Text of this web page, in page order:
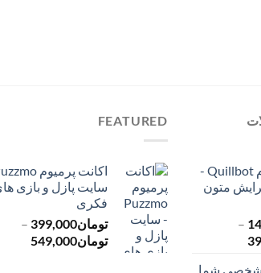
اکانت پرمیوم Quillbot -
متون
–
شخصی شما
FEATURED
سایت پازل و بازی
فکری
تومان399,000
–
تومان549,000